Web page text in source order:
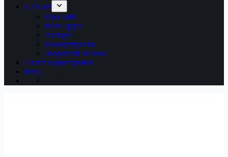
LTB.net
Про сайт
Наші друзі
Автори
Пожертвувати
Зворотній зв’язок
Статті користувачів
Вхід